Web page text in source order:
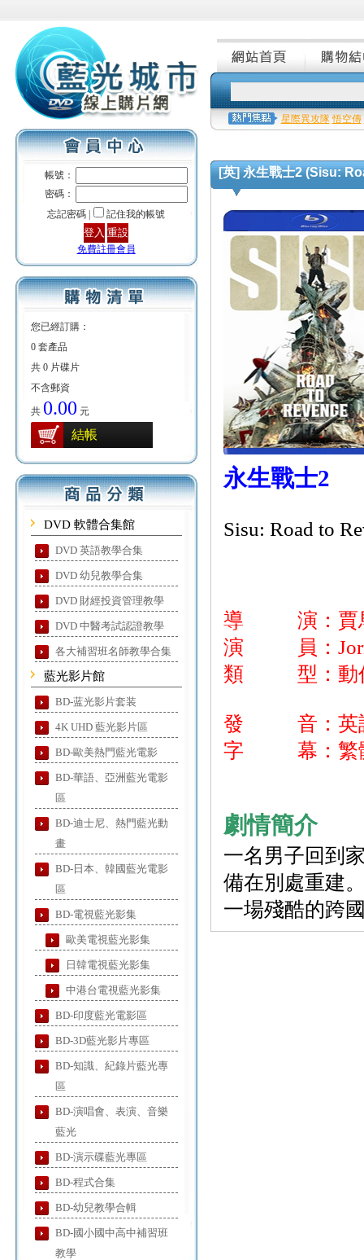
帳號：
密碼：
忘記密碼 |
記住我的帳號
免費註冊會員
您已經訂購：
0 套產品
共 0 片碟片
不含郵資
共 0.00 元
結帳
DVD 軟體合集館
DVD 英語教學合集
DVD 幼兒教學合集
DVD 財經投資管理教學
DVD 中醫考試認證教學
各大補習班名師教學合集
藍光影片館
BD-蓝光影片套装
4K UHD 藍光影片區
BD-歐美熱門藍光電影
BD-華語、亞洲藍光電影
區
BD-迪士尼、熱門藍光動
畫
BD-日本、韓國藍光電影
區
BD-電視藍光影集
歐美電視藍光影集
日韓電視藍光影集
中港台電視藍光影集
BD-印度藍光電影區
BD-3D藍光影片專區
BD-知識、紀錄片藍光專
區
BD-演唱會、表演、音樂
藍光
BD-演示碟藍光專區
BD-程式合集
BD-幼兒教學合輯
BD-國小國中高中補習班
教學
星際異攻隊 悟空傳
[英] 永生戰士2 (Sisu:
永生戰士2
Sisu: Road to
導 演：賈馬
演 員：Jorma
類 型：動
發 音：英
字 幕：繁體
劇情簡介
一名男子回到
備在別處重建
一場殘酷的跨